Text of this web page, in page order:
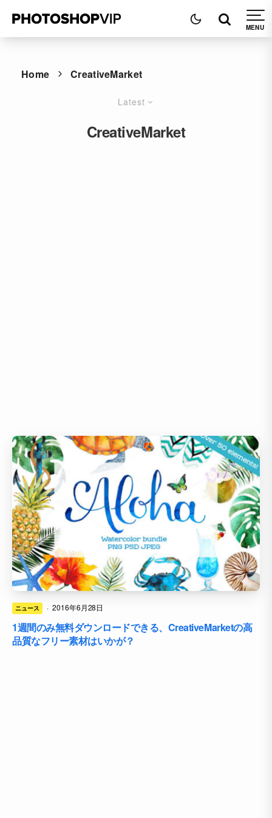
Home CreativeMarket
Latest
CreativeMarket
ニュース · 2016年6月28日
1週間のみ無料ダウンロードできる、CreativeMarketの高
品質なフリー素材はいかが？